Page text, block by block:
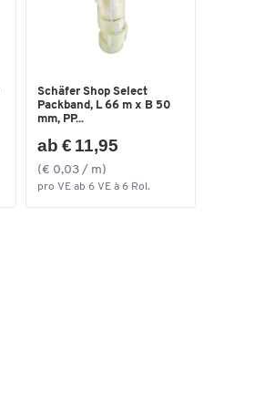
Schäfer Shop Select
Packband, L 66 m x B 50
mm, PP...
ab € 11,95
(€ 0,03 / m)
pro VE ab 6 VE à 6 Rol.